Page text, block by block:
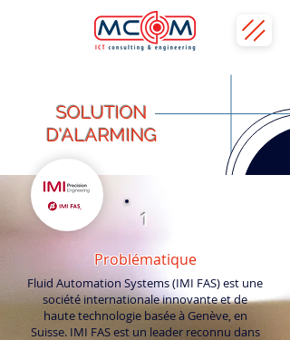
SOLUTION
D'ALARMING
1
Problématique
Fluid Automation Systems (IMI FAS) est une
société internationale innovante et de
haute technologie basée à Genève, en
Suisse. IMI FAS est un leader reconnu dans